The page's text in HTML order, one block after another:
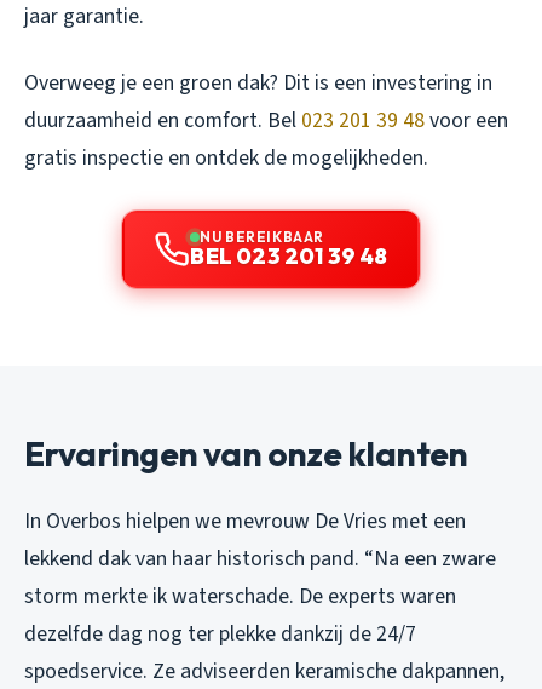
jaar garantie.
Overweeg je een groen dak? Dit is een investering in
duurzaamheid en comfort. Bel 023 201 39 48voor een
gratis inspectie en ontdek de mogelijkheden.
NU BEREIKBAAR
BEL 023 201 39 48
Ervaringen van onze klanten
In Overbos hielpen we mevrouw De Vries met een
lekkend dak van haar historisch pand. “Na een zware
storm merkte ik waterschade. De experts waren
dezelfde dag nog ter plekke dankzij de 24/7
spoedservice. Ze adviseerden keramische dakpannen,